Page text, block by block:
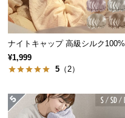
小
型
商
品
の
送
に
ナイトキャップ 高級シルク100%
¥1,999
5 （2）